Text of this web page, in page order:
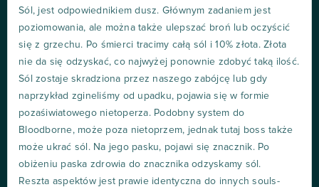
Sól, jest odpowiednikiem dusz. Głównym zadaniem jest
poziomowania, ale można także ulepszać broń lub oczyścić
się z grzechu. Po śmierci tracimy całą sól i 10% złota. Złota
nie da się odzyskać, co najwyżej ponownie zdobyć taką ilość.
Sól zostaje skradziona przez naszego zabójcę lub gdy
naprzykład zgineliśmy od upadku, pojawia się w formie
pozaśiwiatowego nietoperza. Podobny system do
Bloodborne, może poza nietoprzem, jednak tutaj boss także
może ukrać sól. Na jego pasku, pojawi się znacznik. Po
obiżeniu paska zdrowia do znacznika odzyskamy sól.
Reszta aspektów jest prawie identyczna do innych souls-